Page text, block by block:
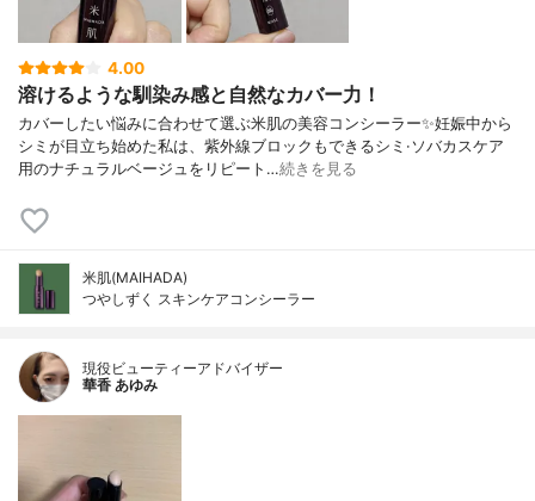
4.00
溶けるような馴染み感と自然なカバー力！
カバーしたい悩みに合わせて選ぶ米肌の美容コンシーラー✨妊娠中から
シミが目立ち始めた私は、紫外線ブロックもできるシミ·ソバカスケア
用のナチュラルベージュをリピート…続きを見る
米肌(MAIHADA)
つやしずく スキンケアコンシーラー
現役ビューティーアドバイザー
華香 あゆみ